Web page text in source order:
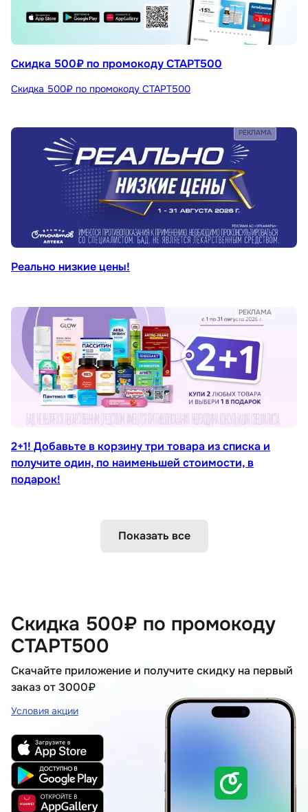
Скидка 500₽ по промокоду СТАРТ500
Скидка 500₽ по промокоду СТАРТ500
Реально низкие цены!
РЕКЛАМА
2+1! Добавьте в корзину три товара из списка и
получите один, по наименьшей стоимости, в
подарок!
РЕКЛАМА
Показать все
Скидка 500₽ по промокоду
СТАРТ500
Скачайте приложение и получите скидку на первый
заказ от 3000₽
Условия акции